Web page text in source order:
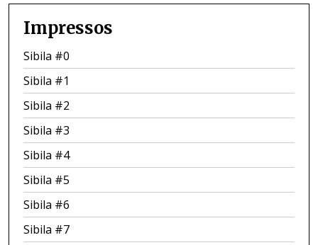
Impressos
Sibila #0
Sibila #1
Sibila #2
Sibila #3
Sibila #4
Sibila #5
Sibila #6
Sibila #7